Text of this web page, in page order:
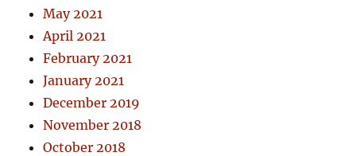
May 2021
April 2021
February 2021
January 2021
December 2019
November 2018
October 2018